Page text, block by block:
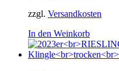
zzgl. Versandkosten
In den Weinkorb